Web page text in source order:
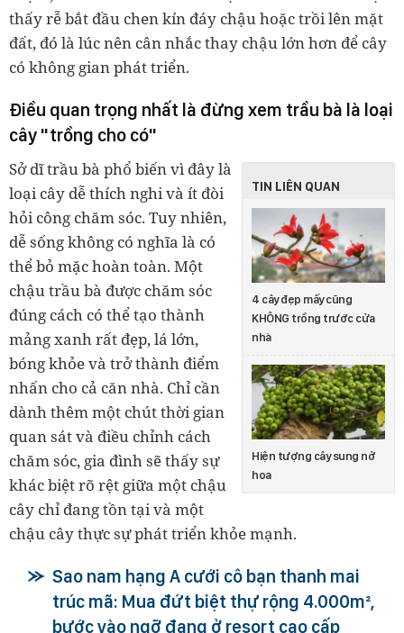
thấy rễ bắt đầu chen kín đáy chậu hoặc trồi lên mặt
đất, đó là lúc nên cân nhắc thay chậu lớn hơn để cây
có không gian phát triển.
Điều quan trọng nhất là đừng xem trầu bà là loại
cây "trồng cho có"
TIN LIÊN QUAN
4 cây đẹp mấy cũng
KHÔNG trồng trước cửa
nhà
Hiện tượng cây sung nở
hoa
Sở dĩ trầu bà phổ biến vì đây là
loại cây dễ thích nghi và ít đòi
hỏi công chăm sóc. Tuy nhiên,
dễ sống không có nghĩa là có
thể bỏ mặc hoàn toàn. Một
chậu trầu bà được chăm sóc
đúng cách có thể tạo thành
mảng xanh rất đẹp, lá lớn,
bóng khỏe và trở thành điểm
nhấn cho cả căn nhà. Chỉ cần
dành thêm một chút thời gian
quan sát và điều chỉnh cách
chăm sóc, gia đình sẽ thấy sự
khác biệt rõ rệt giữa một chậu
cây chỉ đang tồn tại và một
chậu cây thực sự phát triển khỏe mạnh.
Sao nam hạng A cưới cô bạn thanh mai
trúc mã: Mua đứt biệt thự rộng 4.000m²,
bước vào ngỡ đang ở resort cao cấp